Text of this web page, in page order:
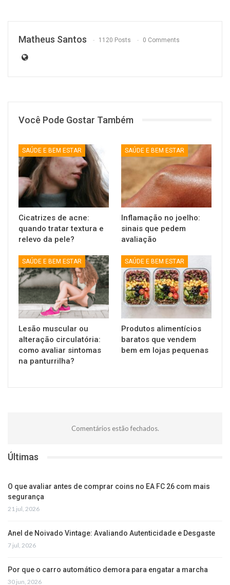
Matheus Santos 1120 Posts 0 Comments
Você Pode Gostar Também
SAÚDE E BEM ESTAR
Cicatrizes de acne:
quando tratar textura e
relevo da pele?
SAÚDE E BEM ESTAR
Inflamação no joelho:
sinais que pedem
avaliação
SAÚDE E BEM ESTAR
Lesão muscular ou
alteração circulatória:
como avaliar sintomas
na panturrilha?
SAÚDE E BEM ESTAR
Produtos alimentícios
baratos que vendem
bem em lojas pequenas
Comentários estão fechados.
Últimas
O que avaliar antes de comprar coins no EA FC 26 com mais
segurança
21 jul, 2026
Anel de Noivado Vintage: Avaliando Autenticidade e Desgaste
7 jul, 2026
Por que o carro automático demora para engatar a marcha
30 jun, 2026